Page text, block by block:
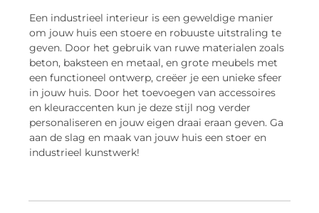
Een industrieel interieur is een geweldige manier
om jouw huis een stoere en robuuste uitstraling te
geven. Door het gebruik van ruwe materialen zoals
beton, baksteen en metaal, en grote meubels met
een functioneel ontwerp, creëer je een unieke sfeer
in jouw huis. Door het toevoegen van accessoires
en kleuraccenten kun je deze stijl nog verder
personaliseren en jouw eigen draai eraan geven. Ga
aan de slag en maak van jouw huis een stoer en
industrieel kunstwerk!